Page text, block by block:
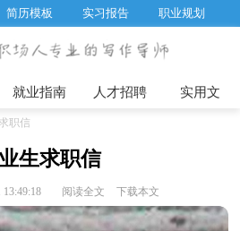
简历模板 实习报告
职业规划
企业文化
工作计划
就业指南 人才招聘 实用文
职信
生求职信
13:49:18 阅读全文 下载本文